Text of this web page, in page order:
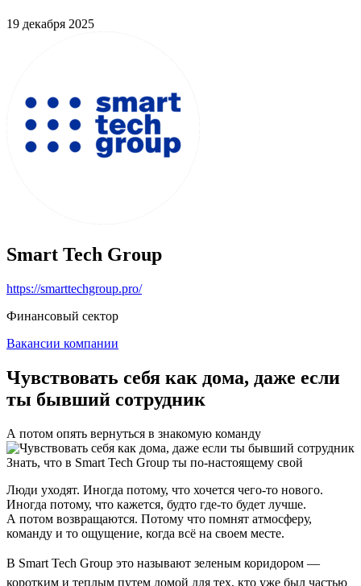
19 декабря 2025
Smart Tech Group
https://smarttechgroup.pro/
Финансовый сектор
Вакансии компании
Чувствовать себя как дома, даже если
ты бывший сотрудник
А потом опять вернуться в знакомую команду
Знать, что в Smart Tech Group ты по-настоящему свой
Люди уходят. Иногда потому, что хочется чего-то нового.
Иногда потому, что кажется, будто где-то будет лучше.
А потом возвращаются. Потому что помнят атмосферу,
команду и то ощущение, когда всё на своем месте.
В Smart Tech Group это называют зеленым коридором —
коротким и теплым путем домой для тех, кто уже был частью